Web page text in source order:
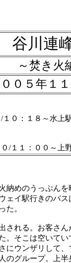
谷川連
～焚き火
００５年１
１０：１８～水
/１１：００～上
納めのうっぷん
ェイ駅行きのバ
た。
される。お客さ
。そこは空いて
にウンザリして
のグループ。上